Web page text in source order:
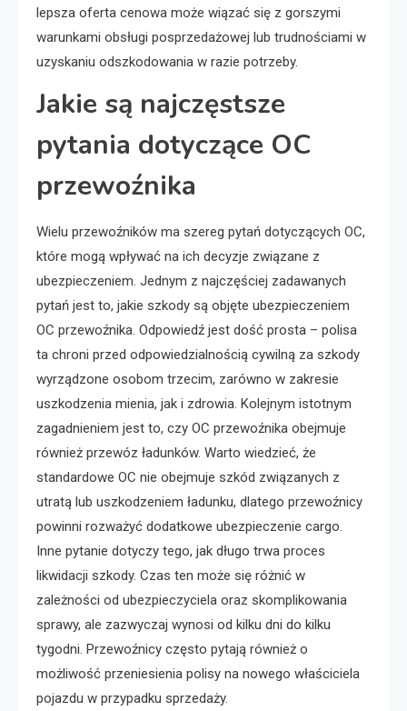
lepsza oferta cenowa może wiązać się z gorszymi
warunkami obsługi posprzedażowej lub trudnościami w
uzyskaniu odszkodowania w razie potrzeby.
Jakie są najczęstsze
pytania dotyczące OC
przewoźnika
Wielu przewoźników ma szereg pytań dotyczących OC,
które mogą wpływać na ich decyzje związane z
ubezpieczeniem. Jednym z najczęściej zadawanych
pytań jest to, jakie szkody są objęte ubezpieczeniem
OC przewoźnika. Odpowiedź jest dość prosta – polisa
ta chroni przed odpowiedzialnością cywilną za szkody
wyrządzone osobom trzecim, zarówno w zakresie
uszkodzenia mienia, jak i zdrowia. Kolejnym istotnym
zagadnieniem jest to, czy OC przewoźnika obejmuje
również przewóz ładunków. Warto wiedzieć, że
standardowe OC nie obejmuje szkód związanych z
utratą lub uszkodzeniem ładunku, dlatego przewoźnicy
powinni rozważyć dodatkowe ubezpieczenie cargo.
Inne pytanie dotyczy tego, jak długo trwa proces
likwidacji szkody. Czas ten może się różnić w
zależności od ubezpieczyciela oraz skomplikowania
sprawy, ale zazwyczaj wynosi od kilku dni do kilku
tygodni. Przewoźnicy często pytają również o
możliwość przeniesienia polisy na nowego właściciela
pojazdu w przypadku sprzedaży.